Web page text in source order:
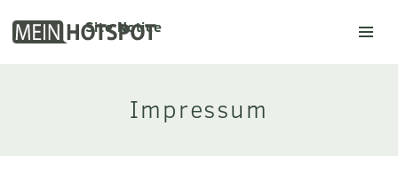
Mein Hotspot
Impressum
Site Notice